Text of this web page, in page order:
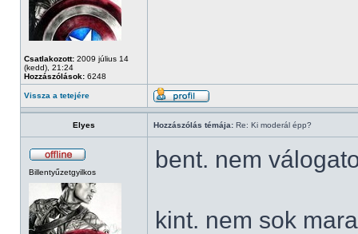
Csatlakozott: 2009 július 14
(kedd), 21:24
Hozzászólások: 6248
Vissza a tetejére
Elyes Hozzászólás témája: Re: Ki moderál épp?
Billentyűzetgyilkos bent. nem
kint. nem sok